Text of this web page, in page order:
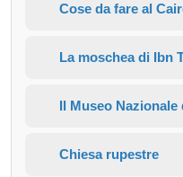
Cose da fare al
La moschea di Ibn
Il Museo
Chiesa rupestre